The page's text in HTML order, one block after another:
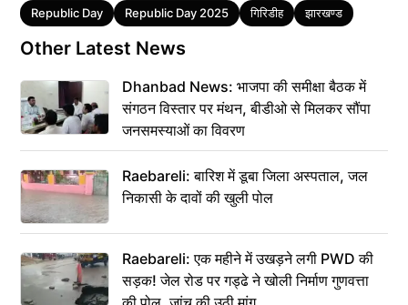
Tags
Republic Day Republic Day 2025 गिरिडीह झारखण्ड
Other Latest News
Dhanbad News: भाजपा की समीक्षा बैठक में
संगठन विस्तार पर मंथन, बीडीओ से मिलकर सौंपा
जनसमस्याओं का विवरण
Raebareli: बारिश में डूबा जिला अस्पताल, जल
निकासी के दावों की खुली पोल
Raebareli: एक महीने में उखड़ने लगी PWD की
सड़क! जेल रोड पर गड्ढे ने खोली निर्माण गुणवत्ता